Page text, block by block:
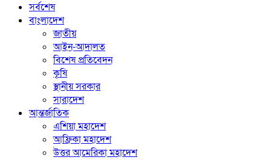
সর্বশেষ
বাংলাদেশ
জাতীয়
আইন-আদালত
বিশেষ প্রতিবেদন
কৃষি
স্থানীয় সরকার
সারাদেশ
আন্তর্জাতিক
এশিয়া মহাদেশ
আফ্রিকা মহাদেশ
উত্তর আমেরিকা মহাদেশ